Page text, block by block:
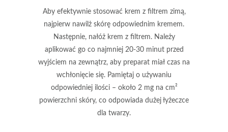
Aby efektywnie stosować krem z filtrem zimą,
najpierw nawilż skórę odpowiednim kremem.
Następnie, nałóż krem z filtrem. Należy
aplikować go co najmniej 20-30 minutprzed
wyjściem na zewnątrz, aby preparat miał czas na
wchłonięcie się. Pamiętaj o używaniu
odpowiedniej ilości – około 2 mg na cm²
powierzchni skóry, co odpowiada dużej łyżeczce
dla twarzy.